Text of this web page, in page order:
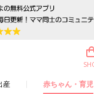
産 赤ちゃん・育児